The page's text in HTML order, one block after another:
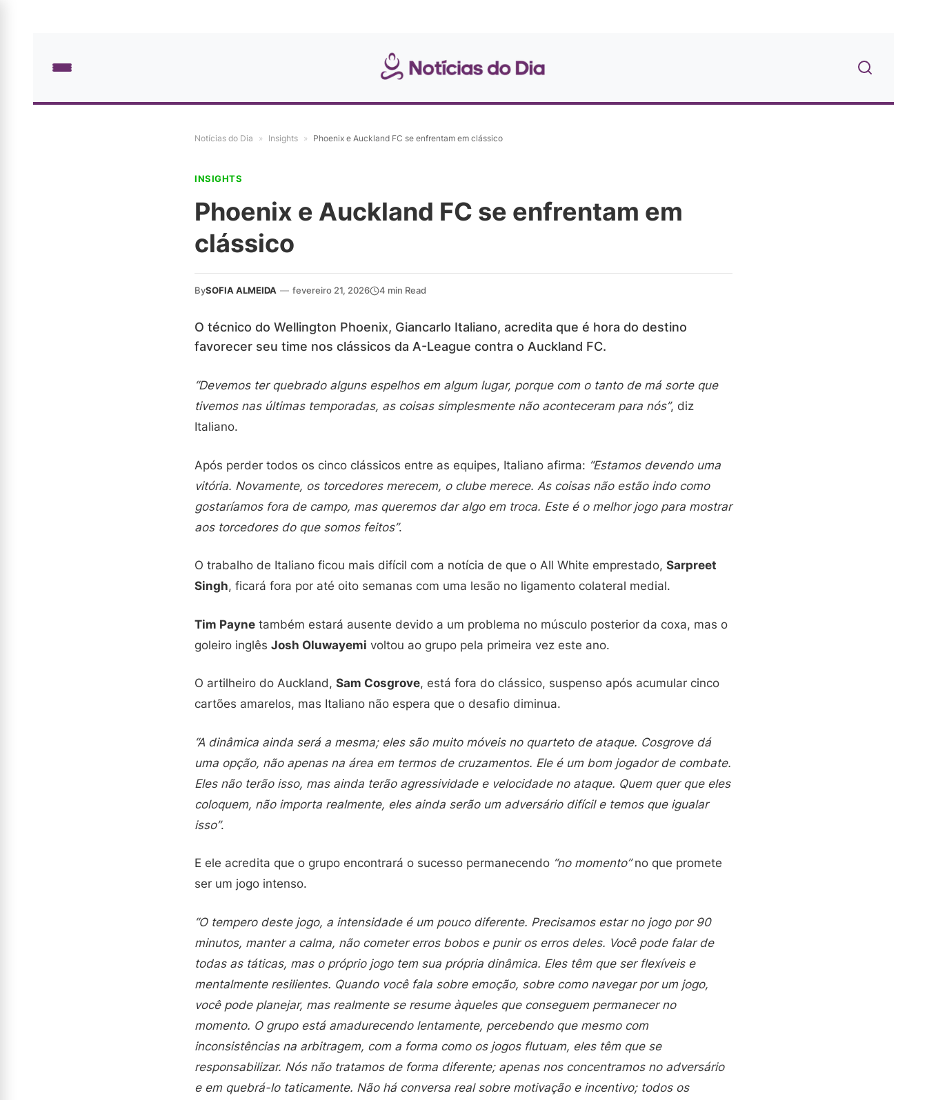
Notícias do Dia » Insights » Phoenix e Auckland FC se enfrentam em clássico
INSIGHTS
Phoenix e Auckland FC se enfrentam em
clássico
BySOFIA ALMEIDA — fevereiro 21, 2026 4 min Read
O técnico do Wellington Phoenix, Giancarlo Italiano, acredita que é hora do destino
favorecer seu time nos clássicos da A-League contra o Auckland FC.
“Devemos ter quebrado alguns espelhos em algum lugar, porque com o tanto de má sorte que
tivemos nas últimas temporadas, as coisas simplesmente não aconteceram para nós”, diz
Italiano.
Após perder todos os cinco clássicos entre as equipes, Italiano afirma: “Estamos devendo uma
vitória. Novamente, os torcedores merecem, o clube merece. As coisas não estão indo como
gostaríamos fora de campo, mas queremos dar algo em troca. Este é o melhor jogo para mostrar
aos torcedores do que somos feitos”.
O trabalho de Italiano ficou mais difícil com a notícia de que o All White emprestado, Sarpreet
Singh, ficará fora por até oito semanas com uma lesão no ligamento colateral medial.
Tim Payne também estará ausente devido a um problema no músculo posterior da coxa, mas o
goleiro inglês Josh Oluwayemi voltou ao grupo pela primeira vez este ano.
O artilheiro do Auckland, Sam Cosgrove, está fora do clássico, suspenso após acumular cinco
cartões amarelos, mas Italiano não espera que o desafio diminua.
“A dinâmica ainda será a mesma; eles são muito móveis no quarteto de ataque. Cosgrove dá
uma opção, não apenas na área em termos de cruzamentos. Ele é um bom jogador de combate.
Eles não terão isso, mas ainda terão agressividade e velocidade no ataque. Quem quer que eles
coloquem, não importa realmente, eles ainda serão um adversário difícil e temos que igualar
isso”.
E ele acredita que o grupo encontrará o sucesso permanecendo “no momento”no que promete
ser um jogo intenso.
“O tempero deste jogo, a intensidade é um pouco diferente. Precisamos estar no jogo por 90
minutos, manter a calma, não cometer erros bobos e punir os erros deles. Você pode falar de
todas as táticas, mas o próprio jogo tem sua própria dinâmica. Eles têm que ser flexíveis e
mentalmente resilientes. Quando você fala sobre emoção, sobre como navegar por um jogo,
você pode planejar, mas realmente se resume àqueles que conseguem permanecer no
momento. O grupo está amadurecendo lentamente, percebendo que mesmo com
inconsistências na arbitragem, com a forma como os jogos flutuam, eles têm que se
responsabilizar. Nós não tratamos de forma diferente; apenas nos concentramos no adversário
e em quebrá-lo taticamente. Não há conversa real sobre motivação e incentivo; todos os